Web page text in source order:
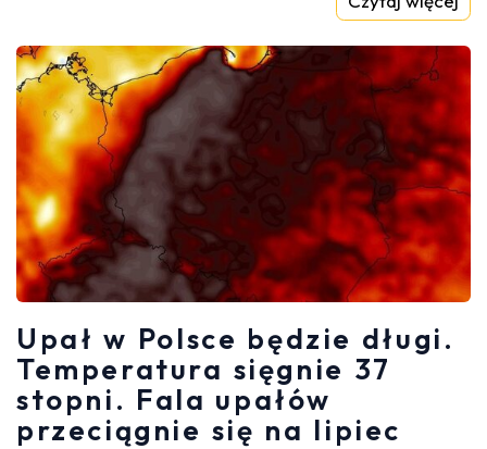
Upał w Polsce będzie długi.
Temperatura sięgnie 37
stopni. Fala upałów
przeciągnie się na lipiec